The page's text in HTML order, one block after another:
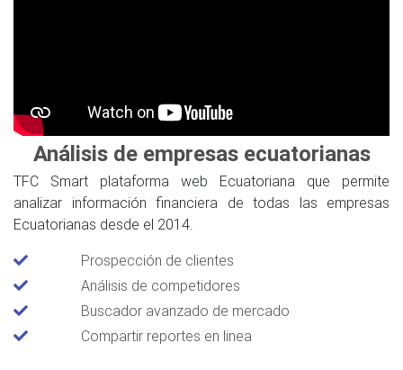
Análisis de empresas ecuatorianas
TFC Smart plataforma web Ecuatoriana que permite
analizar información financiera de todas las empresas
Ecuatorianas desde el 2014.
Prospección de clientes
Análisis de competidores
Buscador avanzado de mercado
Compartir reportes en linea